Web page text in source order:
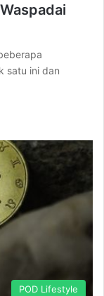
satu ini dan
POD Lifestyle